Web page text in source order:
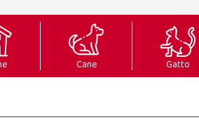
Cane Gatto